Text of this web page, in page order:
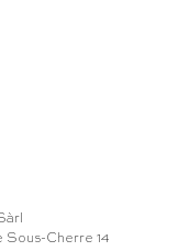
Sous-Cherre 14